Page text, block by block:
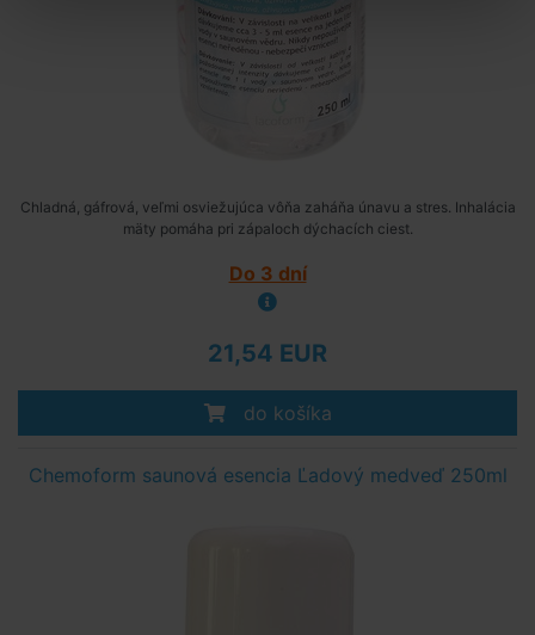
Chladná, gáfrová, veľmi osviežujúca vôňa zaháňa únavu a stres. Inhalácia
mäty pomáha pri zápaloch dýchacích ciest.
Do 3 dní
21,54 EUR
do košíka
Chemoform saunová esencia Ľadový medveď 250ml